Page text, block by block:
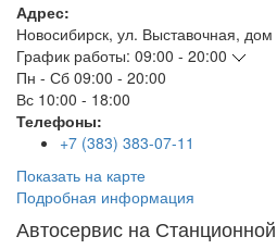
Адрес:
Новосибирск, ул. Выставочная, дом
График работы: 09:00 - 20:00
Пн - Сб 09:00 - 20:00
Вс 10:00 - 18:00
Телефоны:
+7 (383) 383-07-11
Показать на карте
Подробная информация
Автосервис на